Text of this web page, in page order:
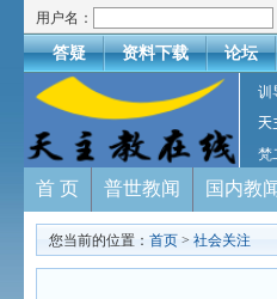
用户名：
答疑 资料下载 论坛
训
天
梵
首 页 普世教闻 国内教闻
您当前的位置： 首页 > 社会关注